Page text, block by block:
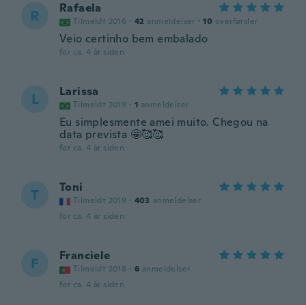
R Rafaela
Tilmeldt 2016 · 42 anmeldelser · 10 overførsler
Veio certinho bem embalado
for ca. 4 år siden
L Larissa
Tilmeldt 2019 · 1 anmeldelser
Eu simplesmente amei muito. Chegou na
data prevista 🤩🥰🥰
for ca. 4 år siden
T Toni
Tilmeldt 2019 · 403 anmeldelser
for ca. 4 år siden
F Franciele
Tilmeldt 2018 · 6 anmeldelser
for ca. 4 år siden